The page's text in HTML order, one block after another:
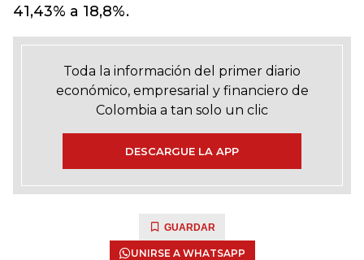
41,43% a 18,8%.
Toda la información del primer diario
económico, empresarial y financiero de
Colombia a tan solo un clic
DESCARGUE LA APP
GUARDAR
UNIRSE A WHATSAPP